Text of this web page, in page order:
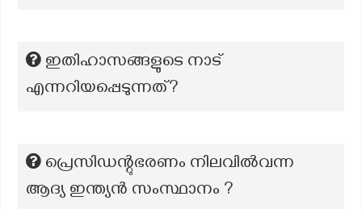
ഇതിഹാസങ്ങളുടെ നാട്
എന്നറിയപ്പെടുന്നത്?
പ്രെസിഡന്റുഭരണം നിലവിൽവന്ന
ആദ്യ ഇന്ത്യൻ സംസ്ഥാനം ?